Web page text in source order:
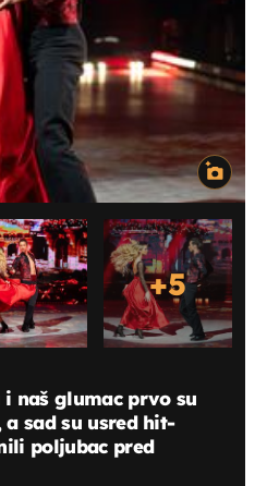
+5
naš glumac prvo su
sad su usred hit-
poljubac pred